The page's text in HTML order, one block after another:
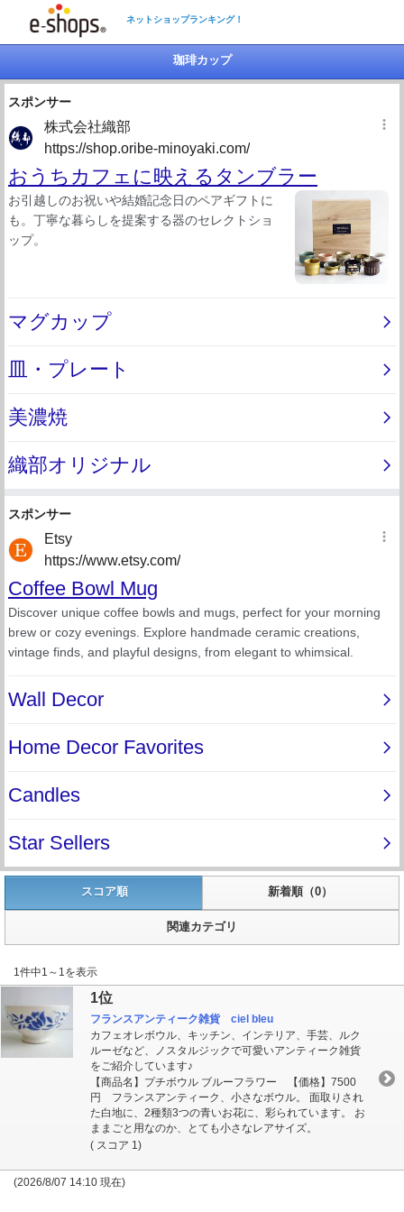
ネットショップランキング！
珈琲カップ
スコア順 新着順（0）
関連カテゴリ
1件中1～1を表示
1位
フランスアンティーク雑貨 ciel bleu
カフェオレボウル、キッチン、インテリア、手芸、ルク
ルーゼなど、ノスタルジックで可愛いアンティーク雑貨
をご紹介しています♪
【商品名】プチボウル ブルーフラワー 【価格】7500
円 フランスアンティーク、小さなボウル。 面取りされ
た白地に、2種類3つの青いお花に、彩られています。 お
ままごと用なのか、とても小さなレアサイズ。
( スコア 1)
(2026/8/07 14:10 現在)